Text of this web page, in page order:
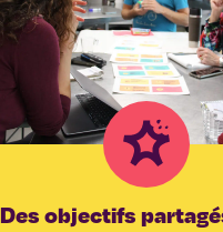
Des objectifs